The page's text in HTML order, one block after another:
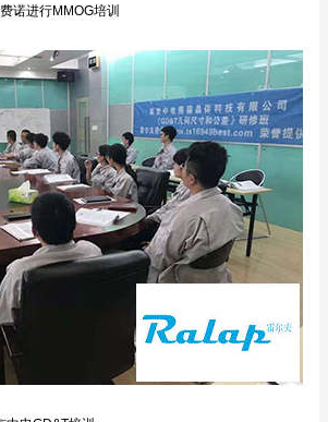
行MMOG培训